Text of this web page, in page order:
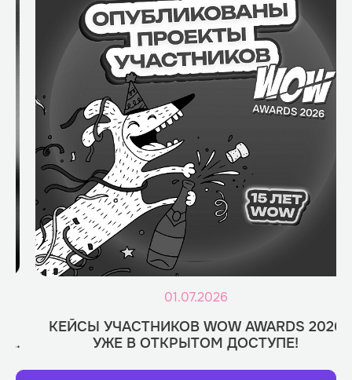
01.07.2026
КЕЙСЫ УЧАСТНИКОВ WOW AWARDS 2026
УЖЕ В ОТКРЫТОМ ДОСТУПЕ!